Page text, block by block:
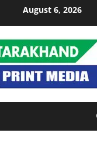
August 6, 2026